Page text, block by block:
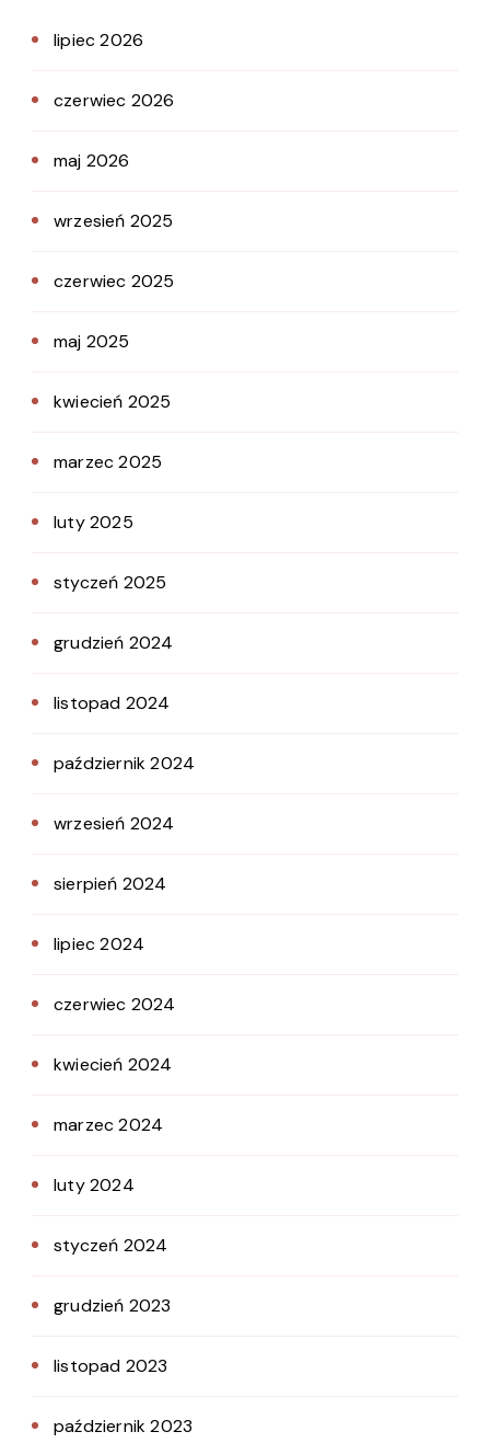
lipiec 2026
czerwiec 2026
maj 2026
wrzesień 2025
czerwiec 2025
maj 2025
kwiecień 2025
marzec 2025
luty 2025
styczeń 2025
grudzień 2024
listopad 2024
październik 2024
wrzesień 2024
sierpień 2024
lipiec 2024
czerwiec 2024
kwiecień 2024
marzec 2024
luty 2024
styczeń 2024
grudzień 2023
listopad 2023
październik 2023